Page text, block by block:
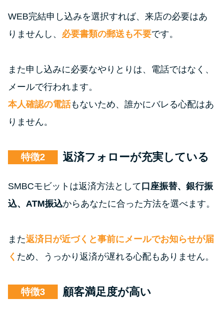
WEB完結申し込みを選択すれば、来店の必要はあ
りませんし、 必要書類の郵送も不要です。
また申し込みに必要なやりとりは、電話ではなく、
メールで行われます。
本人確認の電話もないため、誰かにバレる心配はあ
りません。
特徴 返済フォローが充実している
SMBCモビットは返済方法として 口座振替、銀行振
込、ATM振込からあなたに合った方法を選べます。
また返済日が近づくと事前にメールでお知らせが届
く ため、うっかり返済が遅れる心配もありません。
特徴 顧客満足度が高い